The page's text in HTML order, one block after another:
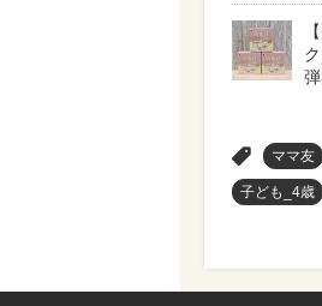
ママ友
子ども_4歳